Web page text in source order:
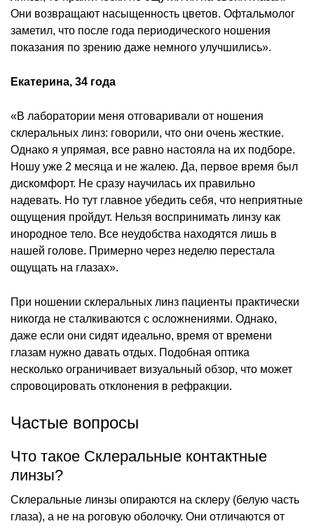
Они возвращают насыщенность цветов. Офтальмолог
заметил, что после года периодического ношения
показания по зрению даже немного улучшились».
Екатерина, 34 года
«В лаборатории меня отговаривали от ношения
склеральных линз: говорили, что они очень жесткие.
Однако я упрямая, все равно настояла на их подборе.
Ношу уже 2 месяца и не жалею. Да, первое время был
дискомфорт. Не сразу научилась их правильно
надевать. Но тут главное убедить себя, что неприятные
ощущения пройдут. Нельзя воспринимать линзу как
инородное тело. Все неудобства находятся лишь в
нашей голове. Примерно через неделю перестала
ощущать на глазах».
При ношении склеральных линз пациенты практически
никогда не сталкиваются с осложнениями. Однако,
даже если они сидят идеально, время от времени
глазам нужно давать отдых. Подобная оптика
несколько ограничивает визуальный обзор, что может
спровоцировать отклонения в рефракции.
Частые вопросы
Что такое Склеральные контактные
линзы?
Склеральные линзы опираются на склеру (белую часть
глаза), а не на роговую оболочку. Они отличаются от